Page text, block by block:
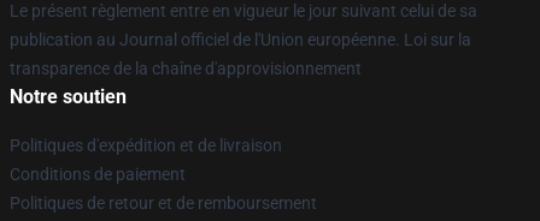
Le présent règlement entre en vigueur le jour suivant celui de sa
publication au Journal officiel de l'Union européenne. Loi sur la
transparence de la chaîne d'approvisionnement
Notre soutien
Politiques d'expédition et de livraison
Conditions de paiement
Politiques de retour et de remboursement